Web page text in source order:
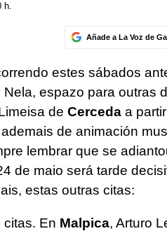
h.
Añade a La Voz de
estes sábados
espazo para outras
de Cercedaa
de animación
lembrar que se
de maio será tarde
estas outras citas:
citas. En Malpica, Arturo